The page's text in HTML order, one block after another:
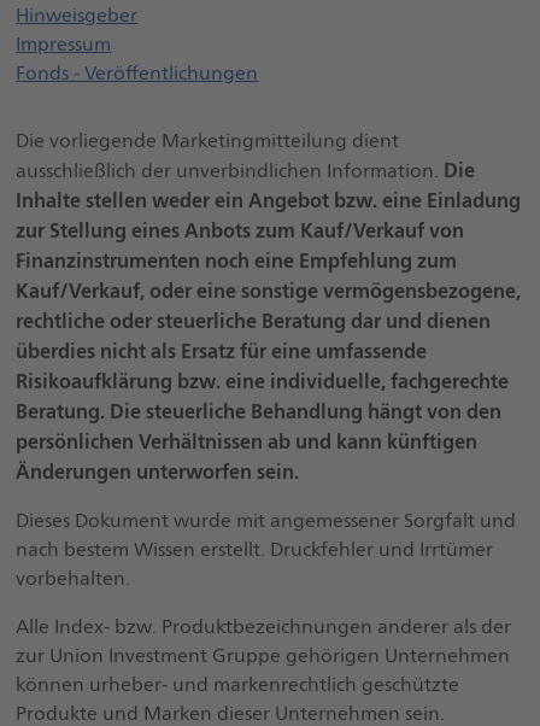
HinweisgeberÖffnet einen neuen Browser Tab
Impressum
Fonds - Veröffentlichungen
Die vorliegende Marketingmitteilung dient
ausschließlich der unverbindlichen Information. Die
Inhalte stellen weder ein Angebot bzw. eine Einladung
zur Stellung eines Anbots zum Kauf/Verkauf von
Finanzinstrumenten noch eine Empfehlung zum
Kauf/Verkauf, oder eine sonstige vermögensbezogene,
rechtliche oder steuerliche Beratung dar und dienen
überdies nicht als Ersatz für eine umfassende
Risikoaufklärung bzw. eine individuelle, fachgerechte
Beratung. Die steuerliche Behandlung hängt von den
persönlichen Verhältnissen ab und kann künftigen
Änderungen unterworfen sein.
Dieses Dokument wurde mit angemessener Sorgfalt und
nach bestem Wissen erstellt. Druckfehler und Irrtümer
vorbehalten.
Alle Index- bzw. Produktbezeichnungen anderer als der
zur Union Investment Gruppe gehörigen Unternehmen
können urheber- und markenrechtlich geschützte
Produkte und Marken dieser Unternehmen sein.